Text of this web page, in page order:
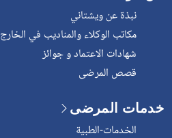
نبذة عن ويشتاني
مكاتب الوكلاء والمناديب في الخارج
شهادات الاعتماد و جوائز
قصص المرضى
خدمات المرضى
الخدمات-الطبية